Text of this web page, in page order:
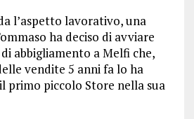
l’aspetto lavorativo, una
ha deciso di avviare
abbigliamento a Melfi che,
vendite 5 anni fa lo ha
primo piccolo Store nella sua